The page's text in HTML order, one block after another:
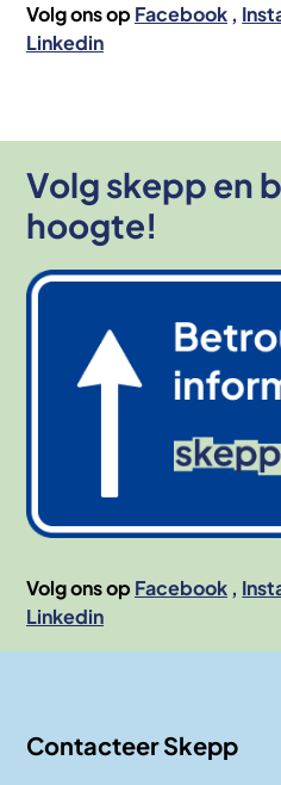
Volg ons op Facebook
Linkedin
Volg skepp en
hoogte!
Afbeelding
Volg ons op Facebook
Linkedin
Contacteer Skepp